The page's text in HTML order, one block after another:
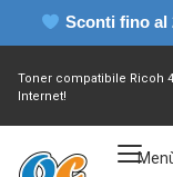
Sconti fino al
Toner compatibile Ricoh
Internet!